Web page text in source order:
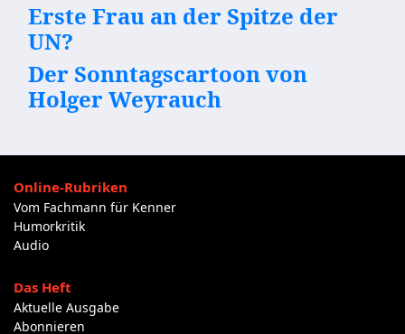
Erste Frau an der Spitze der
UN?
Der Sonntagscartoon von
Holger Weyrauch
Online-Rubriken
Vom Fachmann für Kenner
Humorkritik
Audio
Das Heft
Aktuelle Ausgabe
Abonnieren